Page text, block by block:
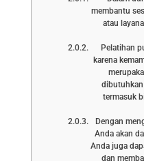
membantu
atau
Pelatihan
karena
termasuk
Dengan
Anda akan
Anda juga
dan